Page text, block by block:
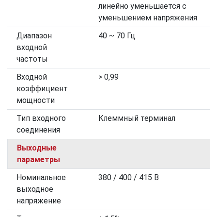
линейно уменьшается с
уменьшением напряжения
Диапазон
входной
частоты
40 ~ 70 Гц
Входной
коэффициент
мощности
> 0,99
Тип входного
соединения
Клеммный терминал
Выходные
параметры
Номинальное
выходное
напряжение
380 / 400 / 415 В